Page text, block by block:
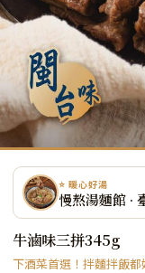
⭐ 暖心好湯
慢熬湯麵館 ·
牛滷味三拼345g
下酒菜首選！拌麵拌飯都